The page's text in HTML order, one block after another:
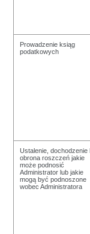
Prowadzenie ksiąg
podatkowych
Ustalenie, dochodzenie
obrona roszczeń jakie
może podnosić
Administrator lub jakie
mogą być podnoszone
wobec Administratora